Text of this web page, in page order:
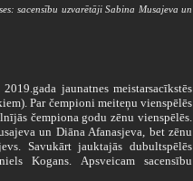
sacensību uzvarētāji Sabina Musajeva un
jaunatnes meistarsacīkstēs
Par čempioni meiteņu vienspēlēs
čempiona godu zēnu vienspēlēs.
un Diāna Afanasjeva, bet zēnu
Savukārt jauktajās dubultspēlēs
Kogans. Apsveicam sacensību